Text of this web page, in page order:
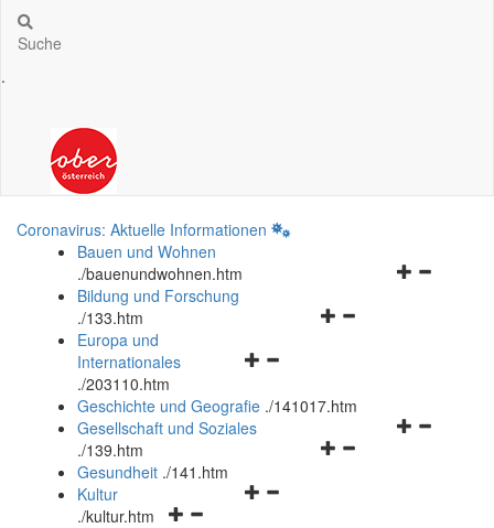
Suche
.
Coronavirus: Aktuelle Informationen
Bauen und Wohnen
./bauenundwohnen.htm
Navigationsmenü
Bildung und Forschung
./133.htm
Navigationsmenü
und
schließen
Europa und
Internationales
./203110.htm
Geschichte und Geografie ./141017.htm
Navigationsmenü
Gesellschaft und Soziales
./139.htm
Navigationsmenü
Gesundheit ./141.htm
Navigationsmenü
Kultur
./kultur.htm